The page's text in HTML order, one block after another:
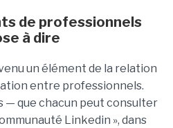
de professionnels
à dire
un élément de la relation
entre professionnels.
— que chacun peut consulter
Linkedin », dans